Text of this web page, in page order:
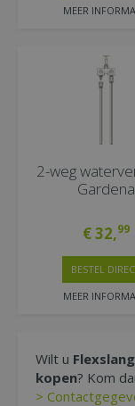
MEER
2-weg
Gardena
€32,99
MEER
BESTEL
Wilt u
kopen? Kom
>